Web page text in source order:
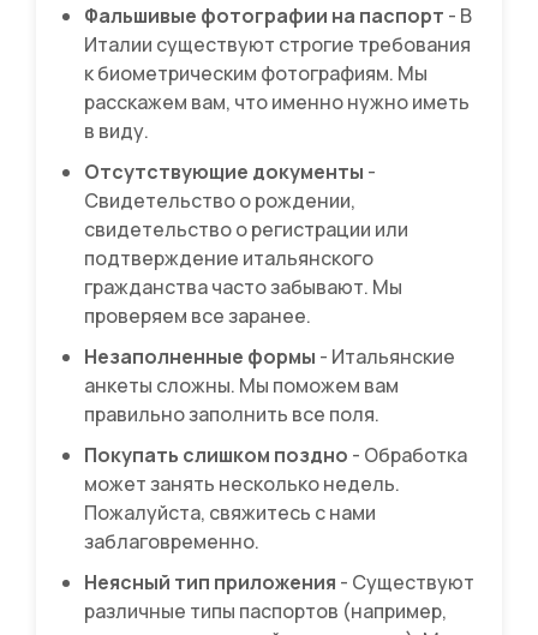
Фальшивые фотографии на паспорт - В
Италии существуют строгие требования
к биометрическим фотографиям. Мы
расскажем вам, что именно нужно иметь
в виду.
Отсутствующие документы -
Свидетельство о рождении,
свидетельство о регистрации или
подтверждение итальянского
гражданства часто забывают. Мы
проверяем все заранее.
Незаполненные формы - Итальянские
анкеты сложны. Мы поможем вам
правильно заполнить все поля.
Покупать слишком поздно - Обработка
может занять несколько недель.
Пожалуйста, свяжитесь с нами
заблаговременно.
Неясный тип приложения - Существуют
различные типы паспортов (например,